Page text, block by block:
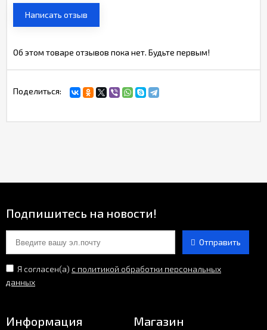
Написать отзыв
Об этом товаре отзывов пока нет. Будьте первым!
Поделиться:
Подпишитесь на новости!
Отправить
Я согласен(a) с политикой обработки персональных
данных
Информация Магазин